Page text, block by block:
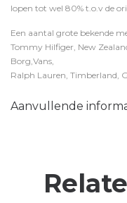
lopen tot wel 80% t.o.v de
Een aantal grote bekende
Tommy Hilfiger, New
Borg,Vans,
Ralph Lauren, Timberland,
Aanvullende